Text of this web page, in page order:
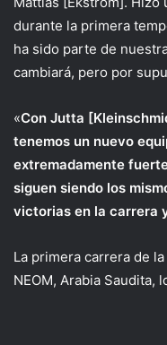
durante la primera
ha sido parte de
cambiará, pero por
«Con Jutta
tenemos un nuevo
extremadamente
siguen siendo los
victorias en la carrera
La primera carrera de
NEOM, Arabia Saudita,